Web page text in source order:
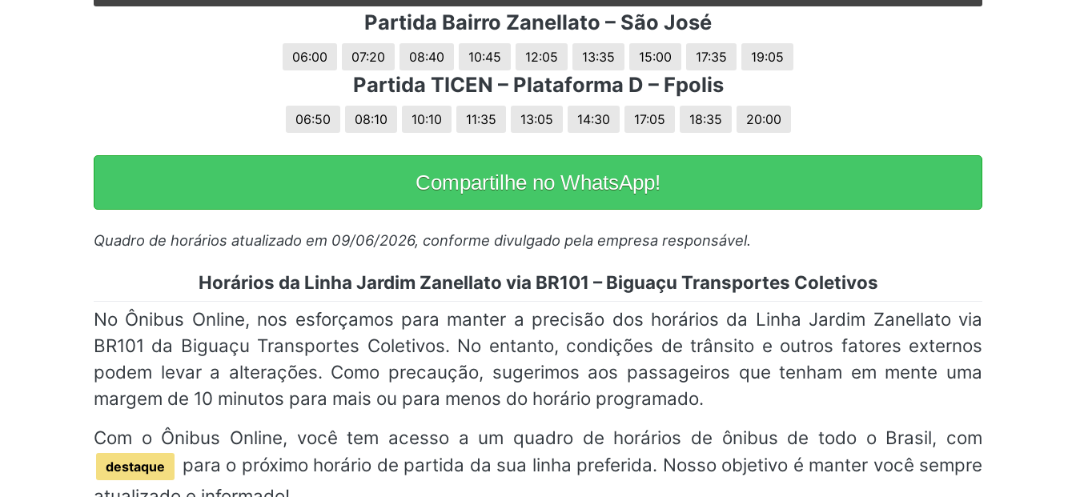
Partida Bairro Zanellato – São José
06:00 07:20 08:40 10:45 12:05 13:35 15:00 17:35 19:05
Partida TICEN – Plataforma D – Fpolis
06:50 08:10 10:10 11:35 13:05 14:30 17:05 18:35 20:00
Compartilhe no WhatsApp!
Quadro de horários atualizado em 09/06/2026, conforme divulgado pela empresa responsável.
Horários da Linha Jardim Zanellato via BR101 – Biguaçu Transportes Coletivos
No Ônibus Online, nos esforçamos para manter a precisão dos horários da Linha Jardim Zanellato via
BR101 da Biguaçu Transportes Coletivos. No entanto, condições de trânsito e outros fatores externos
podem levar a alterações. Como precaução, sugerimos aos passageiros que tenham em mente uma
margem de 10 minutos para mais ou para menos do horário programado.
Com o Ônibus Online, você tem acesso a um quadro de horários de ônibus de todo o Brasil, com
destaque
para o próximo horário de partida da sua linha preferida. Nosso objetivo é manter você sempre